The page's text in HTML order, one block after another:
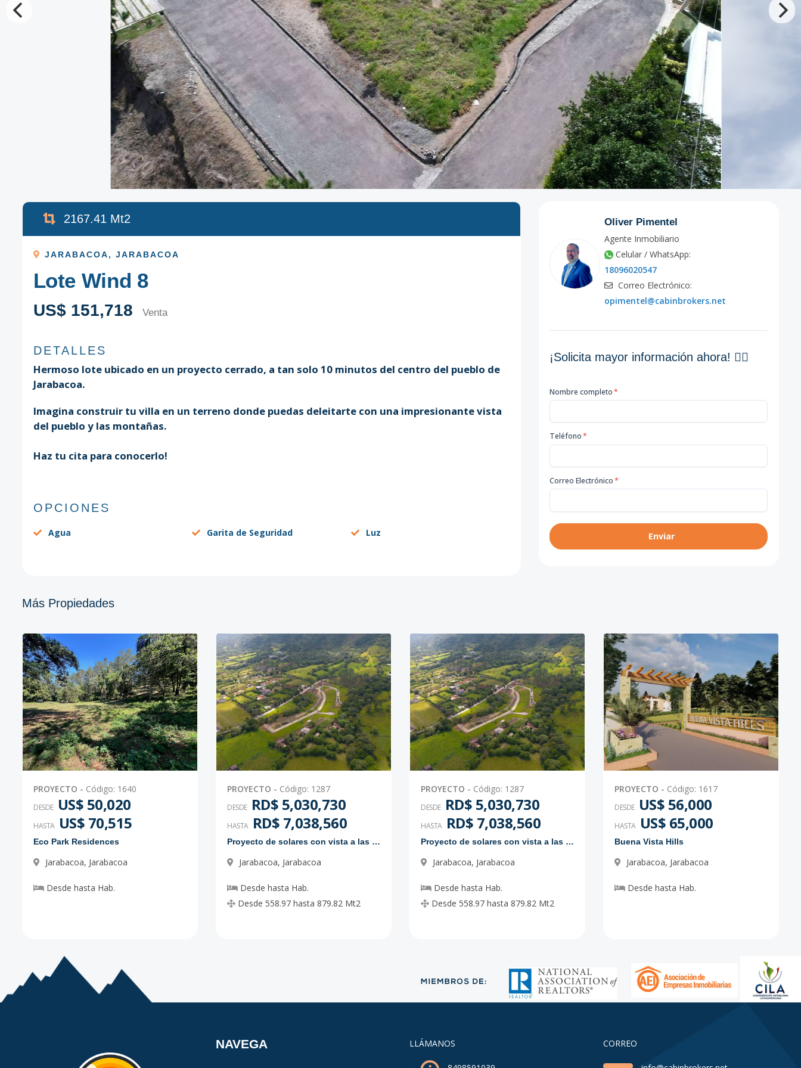
2167.41 Mt2
JARABACOA, JARABACOA
Lote Wind 8
US$ 151,718 Venta
DETALLES
Hermoso lote ubicado en un proyecto cerrado, a tan solo 10 minutos del centro del pueblo de
Jarabacoa.
Imagina construir tu villa en un terreno donde puedas deleitarte con una impresionante vista
del pueblo y las montañas.
Haz tu cita para conocerlo!
OPCIONES
Agua Garita de Seguridad Luz
Oliver Pimentel
Agente Inmobiliario
Celular / WhatsApp:
18096020547
Correo Electrónico:
opimentel@cabinbrokers.net
¡Solicita mayor información ahora! 👇🏽
Nombre completo*
Teléfono*
Correo Electrónico*
Enviar
Más Propiedades
PROYECTO - Código: 1640
DESDE US$ 50,020
HASTA US$ 70,515
Eco Park Residences
Jarabacoa, Jarabacoa
Desde hasta Hab.
PROYECTO - Código: 1287
DESDE RD$ 5,030,730
HASTA RD$ 7,038,560
Proyecto de solares con vista a las montañas
Jarabacoa, Jarabacoa
Desde hasta Hab.
Desde 558.97 hasta 879.82 Mt2
PROYECTO - Código: 1287
DESDE RD$ 5,030,730
HASTA RD$ 7,038,560
Proyecto de solares con vista a las montañas
Jarabacoa, Jarabacoa
Desde hasta Hab.
Desde 558.97 hasta 879.82 Mt2
PROYECTO - Código: 1617
DESDE US$ 56,000
HASTA US$ 65,000
Buena Vista Hills
Jarabacoa, Jarabacoa
Desde hasta Hab.
NAVEGA LLÁMANOS CORREO